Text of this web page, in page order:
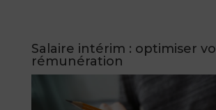
Salaire intérim : optimiser
rémunération